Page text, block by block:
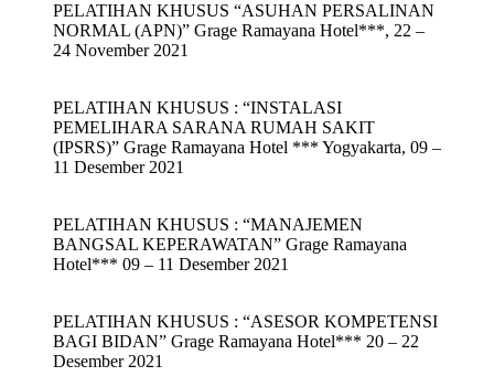
PELATIHAN KHUSUS “ASUHAN PERSALINAN
NORMAL (APN)” Grage Ramayana Hotel***, 22 –
24 November 2021
PELATIHAN KHUSUS : “INSTALASI
PEMELIHARA SARANA RUMAH SAKIT
(IPSRS)” Grage Ramayana Hotel *** Yogyakarta, 09 –
11 Desember 2021
PELATIHAN KHUSUS : “MANAJEMEN
BANGSAL KEPERAWATAN” Grage Ramayana
Hotel*** 09 – 11 Desember 2021
PELATIHAN KHUSUS : “ASESOR KOMPETENSI
BAGI BIDAN” Grage Ramayana Hotel*** 20 – 22
Desember 2021